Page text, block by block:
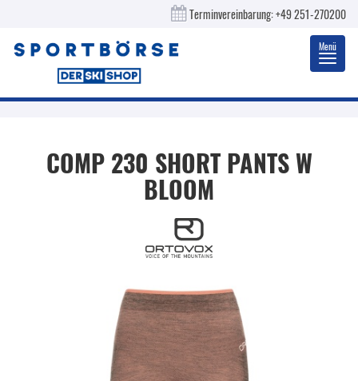
Terminvereinbarung:+49 251-270200
Menü
COMP 230 SHORT PANTS W
BLOOM